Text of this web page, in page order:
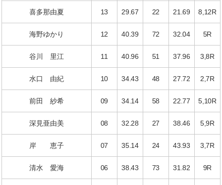
喜多那由夏 13 29.67 22 21.69 8,12R
海野ゆかり 12 40.39 72 32.04 5R
谷川 里江 11 40.96 51 37.96 3,8R
水口 由紀 10 34.43 48 27.72 2,7R
前田 紗希 09 34.14 58 22.77 5,10R
深見亜由美 08 32.28 27 38.46 5,9R
岸 恵子 07 35.14 24 43.93 3,7R
清水 愛海 06 38.43 73 31.82 9R